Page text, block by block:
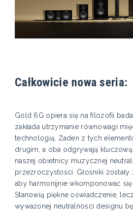
Całkowicie nowa seria:
Gold 6G opiera się na filozofii
zakłada utrzymanie równowagi
technologią. Żaden z tych
drugim, a oba odgrywają
naszej obietnicy muzycznej
przezroczystości. Głośniki zostały
aby harmonijnie wkomponować
Stanowią piękne oświadczenie,
wyważonej neutralności designu